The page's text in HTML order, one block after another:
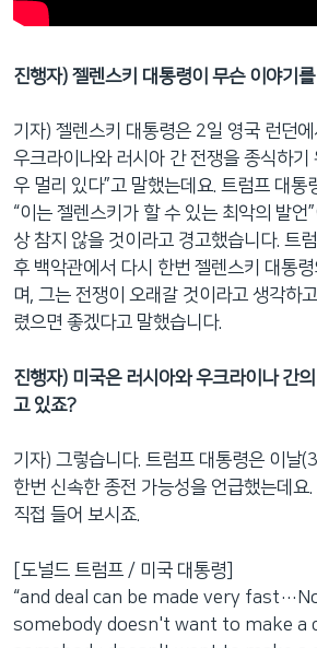
진행자) 젤렌스키 대통령이 무슨 이야기
기자) 젤렌스키 대통령은 2일 영국 런던
우크라이나와 러시아 간 전쟁을 종식하기
우 멀리 있다”고 말했는데요. 트럼프 대통
“이는 젤렌스키가 할 수 있는 최악의 발언
상 참지 않을 것이라고 경고했습니다. 트
후 백악관에서 다시 한번 젤렌스키 대통
며, 그는 전쟁이 오래갈 것이라고 생각하
렸으면 좋겠다고 말했습니다.
진행자) 미국은 러시아와 우크라이나 간
고 있죠?
기자) 그렇습니다. 트럼프 대통령은 이날
한번 신속한 종전 가능성을 언급했는데요.
직접 들어 보시죠.
[도널드 트럼프 / 미국 대통령]
“and deal can be made very
somebody doesn't want to make a